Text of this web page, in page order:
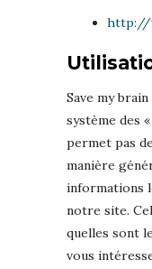
http://
Save my
système des
permet pas
manière
informations
notre site.
quelles sont
vous